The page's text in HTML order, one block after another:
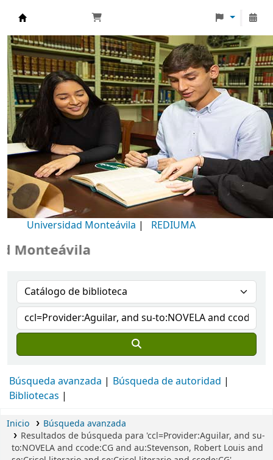
Biblioteca Universidad Monteávila
Universidad Monteávila | REDIUMA
Búsqueda avanzada
Búsqueda de autoridad
Bibliotecas
Inicio
Búsqueda avanzada
Resultados de búsqueda para 'ccl=Provider:Aguilar, and su-
to:NOVELA and ccode:CG and au:Stevenson, Robert Louis and